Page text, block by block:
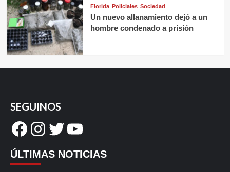
Florida Policiales Sociedad
Un nuevo allanamiento dejó a un
hombre condenado a prisión
SEGUINOS
Facebook
Instagram
Twitter
YouTube
ÚLTIMAS NOTICIAS